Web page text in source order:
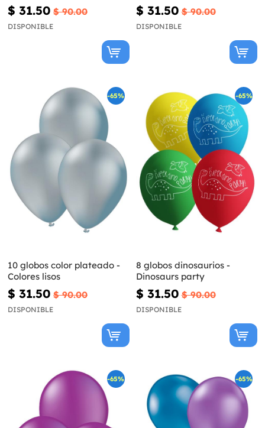
$ 31.50 $ 90.00
DISPONIBLE
$ 31.50 $ 90.00
DISPONIBLE
-65%
10 globos color plateado -
Colores lisos
$ 31.50 $ 90.00
DISPONIBLE
-65%
8 globos dinosaurios -
Dinosaurs party
$ 31.50 $ 90.00
DISPONIBLE
-65% -65%